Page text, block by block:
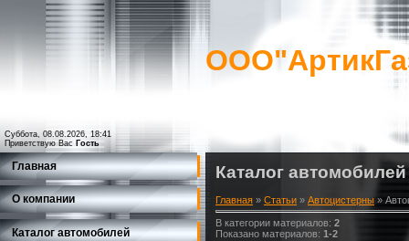
Суббота, 08.08.2026, 18:41
Приветствую Вас Гость
Главная
О компании
Каталог автомобилей
Каталог
Главная » Статьи » Автоцистерны »
В категории материалов: 2
Показано материалов: 1-2